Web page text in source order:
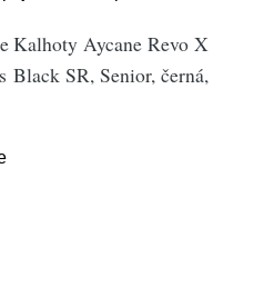
Kalhoty Aycane Revo X
Black SR, Senior, černá,